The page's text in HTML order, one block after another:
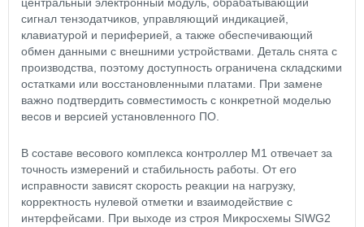
сигнал тензодатчиков, управляющий индикацией,
клавиатурой и периферией, а также обеспечивающий
обмен данными с внешними устройствами. Деталь снята с
производства, поэтому доступность ограничена складскими
остатками или восстановленными платами. При замене
важно подтвердить совместимость с конкретной моделью
весов и версией установленного ПО.
В составе весового комплекса контроллер М1 отвечает за
точность измерений и стабильность работы. От его
исправности зависят скорость реакции на нагрузку,
корректность нулевой отметки и взаимодействие с
интерфейсами. При выходе из строя Микросхемы SIWG2